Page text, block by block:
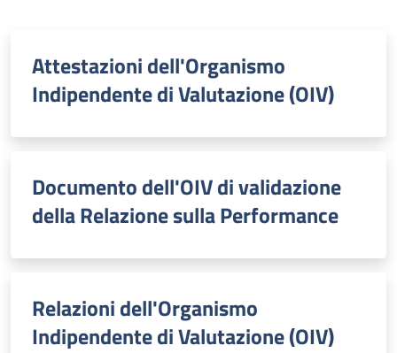
Attestazioni dell'Organismo
Indipendente di Valutazione (OIV)
Documento dell'OIV di validazione
della Relazione sulla Performance
Relazioni dell'Organismo
Indipendente di Valutazione (OIV)